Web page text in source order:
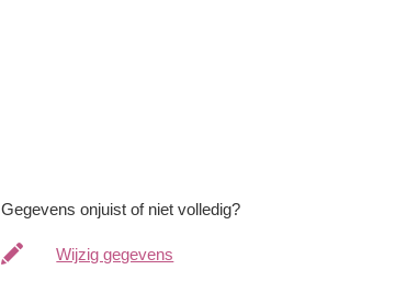
Gegevens onjuist of niet volledig?
Wijzig gegevens